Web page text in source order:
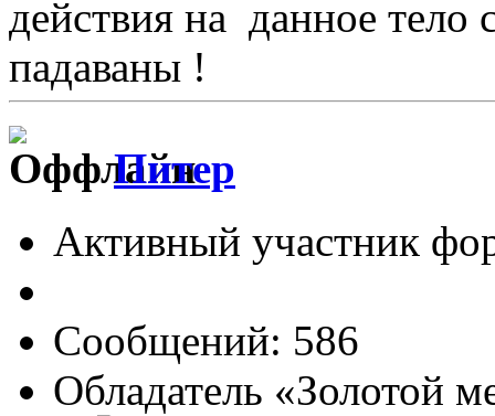
действия на данное тело
падаваны !
Питер
Активный участник
Сообщений: 586
Обладатель «Золотой